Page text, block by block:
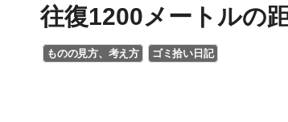
往復1200メートルの
ものの見方、考え方 ゴミ拾い日記